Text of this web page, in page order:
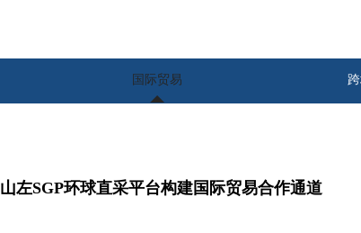
山左SGP环球直采平台构建国际贸易合作通道
国际贸易